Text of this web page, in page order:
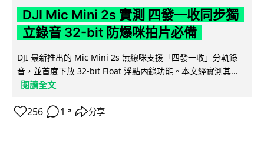
DJI Mic Mini 2s 實測 四發一收同步獨
立錄音 32-bit 防爆咪拍片必備
DJI 最新推出的 Mic Mini 2s 無線咪支援「四發一收」分軌錄
音，並首度下放 32-bit Float 浮點內錄功能。本文經實測其...
閱讀全文
256 1 ↗ 分享